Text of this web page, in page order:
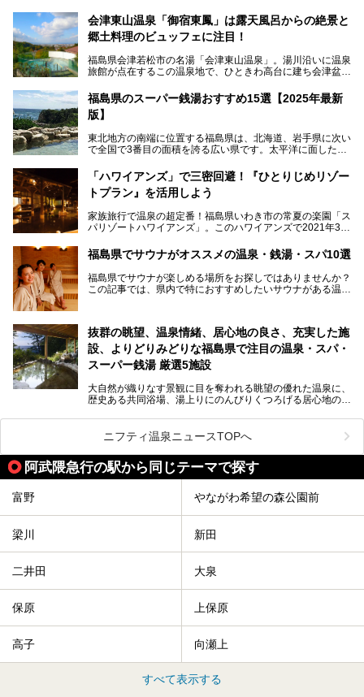
会津東山温泉「御宿東鳳」は露天風呂からの絶景と
郷土料理のビュッフェに注目！
福島県会津若松市の名湯「会津東山温泉」。湯川沿いに温泉
旅館が点在するこの温泉地で、ひときわ高台に建ち会津盆地
ELS & RESORTSの「御宿東鳳」です。
大浴場は「宙の湯」「棚雲の湯」の2つ。いずれも素晴らし
の郷土料理など夕朝食の美味しさも評判。人気のこのお宿の
過ごし方を徹底紹介いたします。
───
提供元：オリックス・ホテルマネジメント株式会社【PR】
この記事は会津東山温泉 御宿東鳳のPR記事です。
福島県のスーパー銭湯おすすめ15選【2025年最新
版】
東北地方の南端に位置する福島県は、北海道、岩手県に次い
で全国で3番目の面積を誇る広い県です。太平洋に面した
る「中通り」、磐梯山や猪苗代湖、五色沼、尾瀬湿原などが
ある「会津地方」まで、変化に富んだ自然を楽しめるのが魅
力です。
も良好で、首都圏からの週末旅行先としても人気の福島県。
そんな福島県でチェックしておきたい、評判のスーパー銭湯
「ハワイアンズ」で三密回避！『ひとりじめリゾー
トプラン』を活用しよう
家族旅行で温泉の超定番！福島県いわき市の常夏の楽園「ス
パリゾートハワイアンズ」。このハワイアンズで2021年3月
く温泉編」をスタートしました。
子供と一緒に安心して温泉に行きたい、そんな方にお役立ち
のこのプランをはじめとして、ハワイアンズの「ひとりじめ
リゾートプラン」の魅力をご紹介します。
福島県でサウナがオススメの温泉・銭湯・スパ10選
福島県でサウナが楽しめる場所をお探しではありませんか？
この記事では、県内で特におすすめしたいサウナがある温泉
「最近疲れが溜まってる。リフレッシュできる場所ないか
な？」
そんな方は、ぜひサウナに足を運んでみてくださいね。
抜群の眺望、温泉情緒、居心地の良さ、充実した施
設、よりどりみどりな福島県で注目の温泉・スパ・
スーパー銭湯 厳選5施設
大自然が織りなす景観に目を奪われる眺望の優れた温泉に、
歴史ある共同浴場、湯上りにのんびりくつろげる居心地のい
スーパー銭湯など、多種多様な温浴施設が割拠する福島県。
今回は、そんな福島県にある温浴施設のなかから、筆者が
「一度訪ねてみたい」と気になっている魅力的な施設を5件
ピックアップして紹介します。
※2021/07/21時点の情報です。
ニフティ温泉ニュースTOPへ
阿武隈急行の駅から同じテーマで探す
富野 やながわ希望の森公園前
梁川 新田
二井田 大泉
保原 上保原
高子 向瀬上
すべて表示する